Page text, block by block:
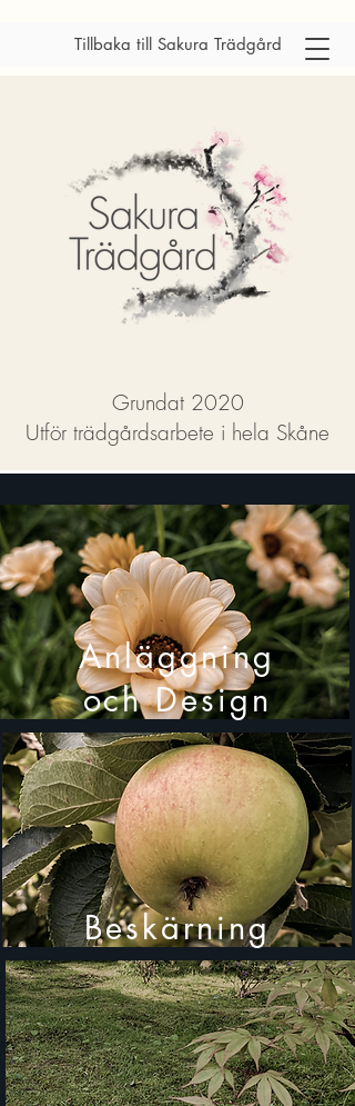
Tillbaka till Sakura Trädgård
Grundat 2020
Utför trädgårdsarbete i hela Skåne
Anläggning
och Design
Beskärning